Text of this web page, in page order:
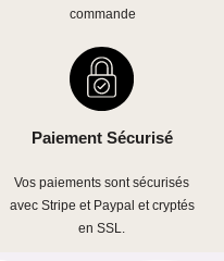
commande
Paiement Sécurisé
Vos paiements sont sécurisés
avec Stripe et Paypal et cryptés
en SSL.